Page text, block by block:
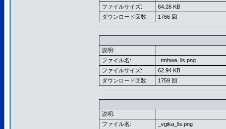
ファイルサイズ:
64.26 KB
ダウンロード回数:
1766 回
説明:
ファイル名:
_tmhwa_lls.png
ファイルサイズ:
62.94 KB
ダウンロード回数:
1759 回
説明:
ファイル名:
_vgika_lls.png